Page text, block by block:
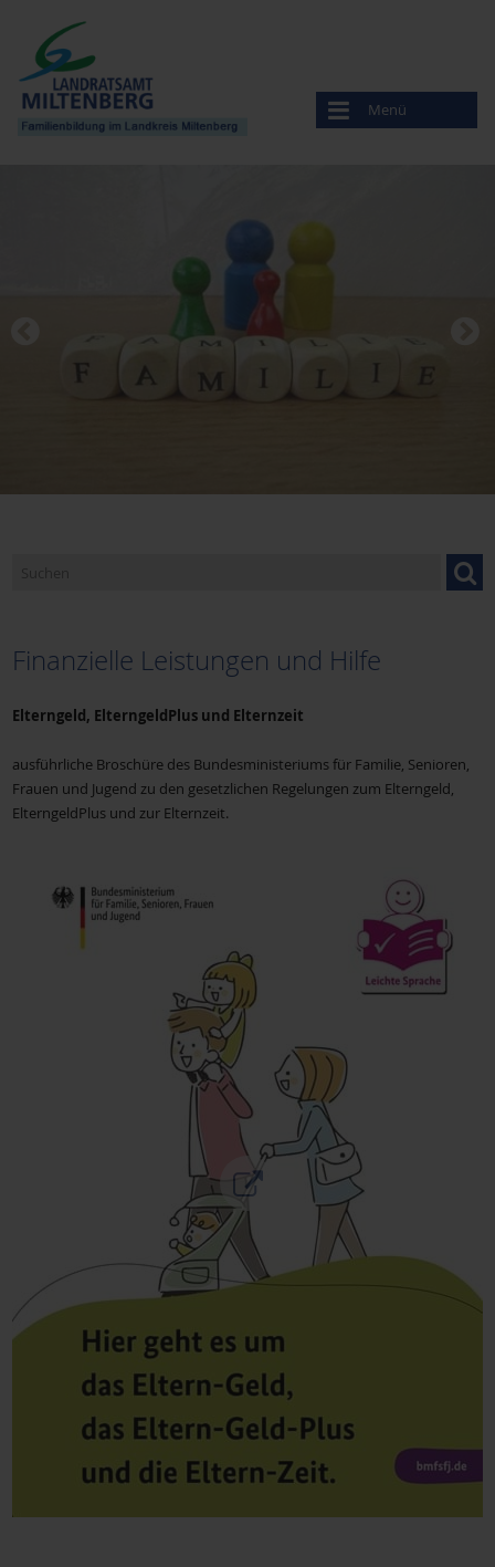
Menü
Finanzielle Leistungen und Hilfe
Finanzielle Leistungen und Hilfe
Elterngeld, ElterngeldPlus und Elternzeit
ausführliche Broschüre des Bundesministeriums für Familie, Senioren,
Frauen und Jugend zu den gesetzlichen Regelungen zum Elterngeld,
ElterngeldPlus und zur Elternzeit.